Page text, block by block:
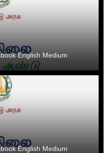
English Medium
English Medium